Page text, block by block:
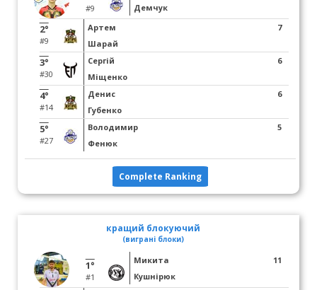
#9 Демчук
2°
#9
Артем
Шарай
7
3°
#30
Сергій
Міщенко
6
4°
#14
Денис
Губенко
6
5°
#27
Володимир
Фенюк
5
Complete Ranking
кращий блокуючий
(виграні блоки)
1°
#1
Микита
Кушнірюк
11